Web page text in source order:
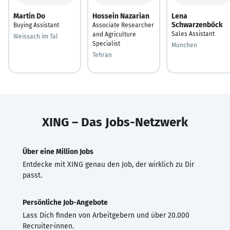
Martin Do
Buying Assistant
Weissach im Tal
Hossein Nazarian
Associate Researcher
and Agriculture
Specialist
Tehran
Lena
Schwarzenböck
Sales Assistant
München
XING – Das Jobs-Netzwerk
Über eine Million Jobs
Entdecke mit XING genau den Job, der wirklich zu Dir
passt.
Persönliche Job-Angebote
Lass Dich finden von Arbeitgebern und über 20.000
Recruiter·innen.